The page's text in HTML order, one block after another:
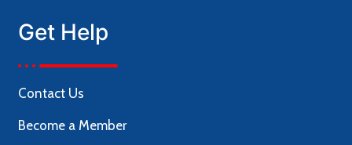
Get Help
Contact Us
Become a Member